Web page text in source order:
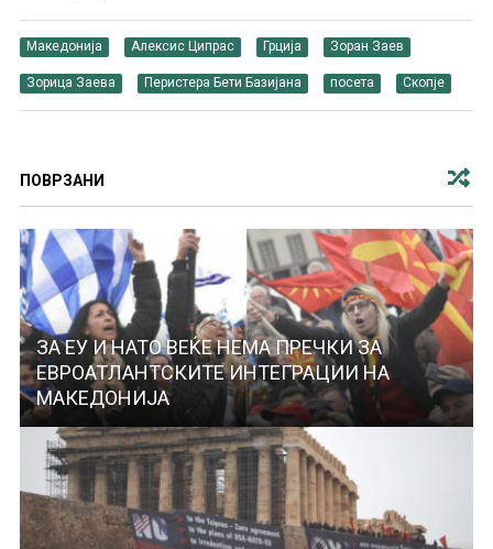
Македонија Алексис Ципрас Грција Зоран Заев
Зорица Заева Перистера Бети Базијана посета Скопје
ПОВРЗАНИ
ЗА ЕУ И НАТО ВЕЌЕ НЕМА ПРЕЧКИ ЗА
ЕВРОАТЛАНТСКИТЕ ИНТЕГРАЦИИ НА
МАКЕДОНИЈА